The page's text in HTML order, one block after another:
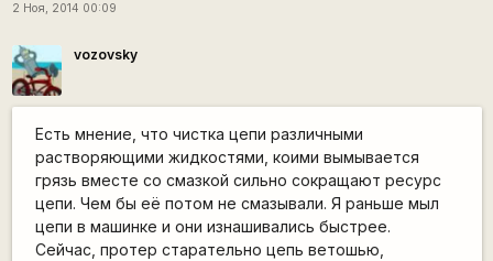
2 Ноя, 2014 00:09
vozovsky
Есть мнение, что чистка цепи различными
растворяющими жидкостями, коими вымывается
грязь вместе со смазкой сильно сокращают ресурс
цепи. Чем бы её потом не смазывали. Я раньше мыл
цепи в машинке и они изнашивались быстрее.
Сейчас, протер старательно цепь ветошью,